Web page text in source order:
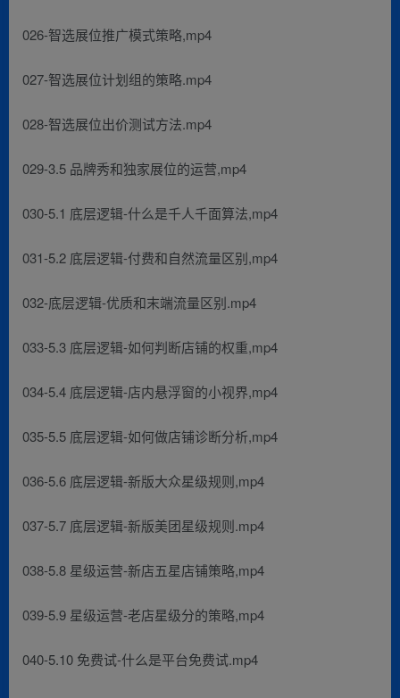
026-智选展位推广模式策略,mp4
027-智选展位计划组的策略.mp4
028-智选展位出价测试方法.mp4
029-3.5 品牌秀和独家展位的运营,mp4
030-5.1 底层逻辑-什么是千人千面算法,mp4
031-5.2 底层逻辑-付费和自然流量区别,mp4
032-底层逻辑-优质和末端流量区别.mp4
033-5.3 底层逻辑-如何判断店铺的权重,mp4
034-5.4 底层逻辑-店内悬浮窗的小视界,mp4
035-5.5 底层逻辑-如何做店铺诊断分析,mp4
036-5.6 底层逻辑-新版大众星级规则,mp4
037-5.7 底层逻辑-新版美团星级规则.mp4
038-5.8 星级运营-新店五星店铺策略,mp4
039-5.9 星级运营-老店星级分的策略,mp4
040-5.10 免费试-什么是平台免费试.mp4